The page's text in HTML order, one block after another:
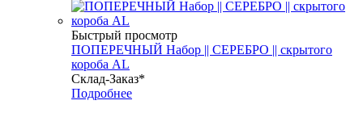
Быстрый просмотр
ПОПЕРЕЧНЫЙ Набор || СЕРЕБРО || скрытого
короба AL
Склад-Заказ*
Подробнее